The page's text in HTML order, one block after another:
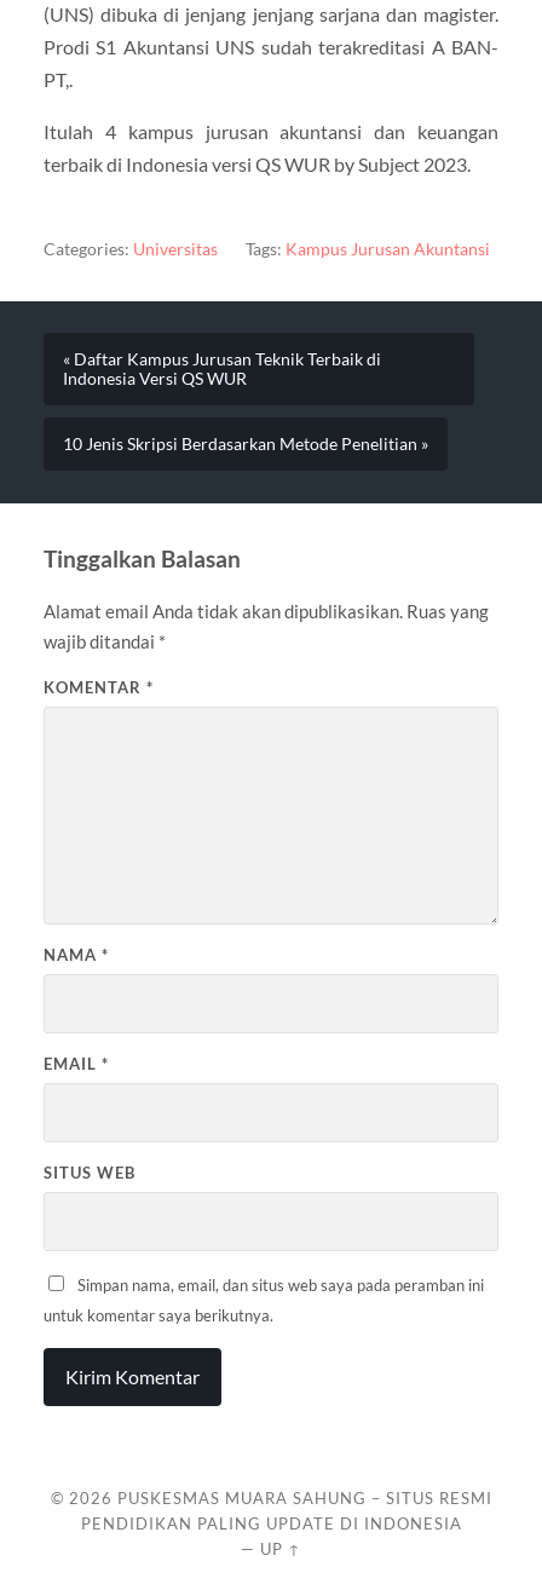
(UNS) dibuka di jenjang jenjang sarjana dan magister.
Prodi S1 Akuntansi UNS sudah terakreditasi A BAN-
PT,.
Itulah 4 kampus jurusan akuntansi dan keuangan
terbaik di Indonesia versi QS WUR by Subject 2023.
Categories: Universitas Tags: Kampus Jurusan Akuntansi
« Daftar Kampus Jurusan Teknik Terbaik di
Indonesia Versi QS WUR
10 Jenis Skripsi Berdasarkan Metode Penelitian »
Tinggalkan Balasan
Alamat email Anda tidak akan dipublikasikan. Ruas yang
wajib ditandai *
KOMENTAR *
NAMA *
EMAIL *
SITUS WEB
Simpan nama, email, dan situs web saya pada peramban ini
untuk komentar saya berikutnya.
© 2026 PUSKESMAS MUARA SAHUNG – SITUS RESMI
PENDIDIKAN PALING UPDATE DI INDONESIA
— UP ↑